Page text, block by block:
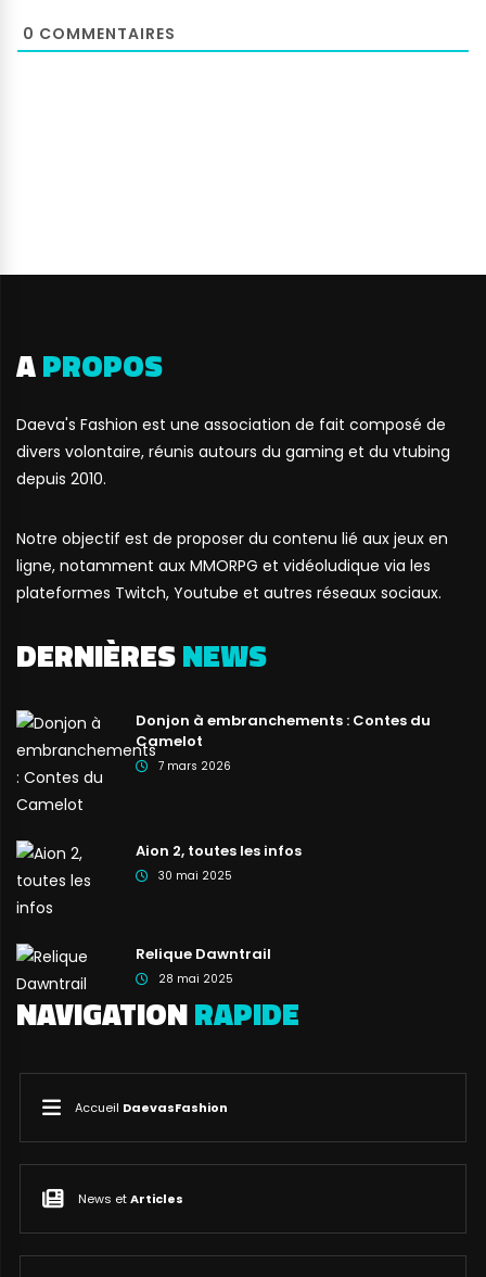
0 COMMENTAIRES
APROPOS
Daeva's Fashion est une association de fait composé de
divers volontaire, réunis autours du gaming et du vtubing
depuis 2010.
Notre objectif est de proposer du contenu lié aux jeux en
ligne, notamment aux MMORPG et vidéoludique via les
plateformes Twitch, Youtube et autres réseaux sociaux.
DERNIÈRESNEWS
Donjon à embranchements : Contes du
Camelot
7 mars 2026
Aion 2, toutes les infos
30 mai 2025
Relique Dawntrail
28 mai 2025
NAVIGATIONRAPIDE
Accueil DaevasFashion
News etArticles